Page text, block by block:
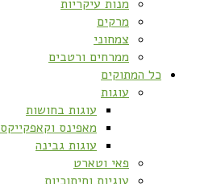
מנות עיקריות
מרקים
צמחוני
ממרחים ורטבים
כל המתוקים
עוגות
עוגות בחושות
מאפינס וקאפקייקס
עוגות גבינה
פאי וטארט